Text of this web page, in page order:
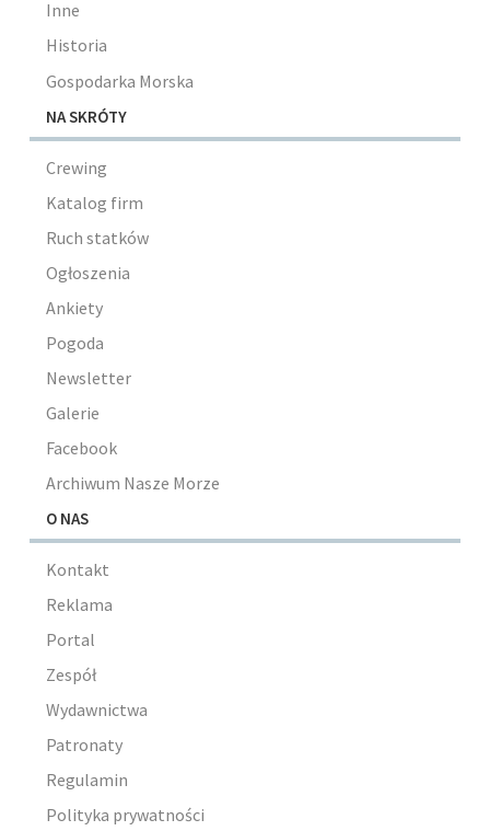
Inne
Historia
Gospodarka Morska
NA SKRÓTY
Crewing
Katalog firm
Ruch statków
Ogłoszenia
Ankiety
Pogoda
Newsletter
Galerie
Facebook
Archiwum Nasze Morze
O NAS
Kontakt
Reklama
Portal
Zespół
Wydawnictwa
Patronaty
Regulamin
Polityka prywatności